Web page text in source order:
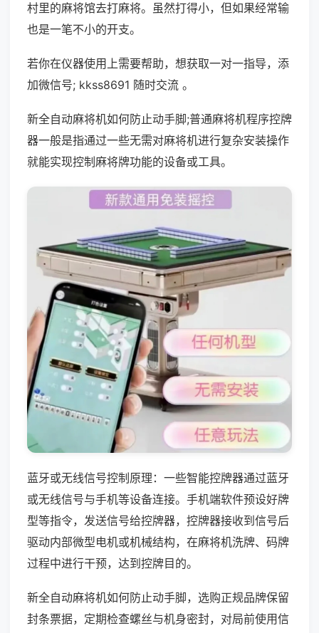
村里的麻将馆去打麻将。虽然打得小，但如果经常输
也是一笔不小的开支。
若你在仪器使用上需要帮助，想获取一对一指导，添
加微信号; kkss8691 随时交流 。
新全自动麻将机如何防止动手脚;普通麻将机程序控牌
器一般是指通过一些无需对麻将机进行复杂安装操作
就能实现控制麻将牌功能的设备或工具。
蓝牙或无线信号控制原理：一些智能控牌器通过蓝牙
或无线信号与手机等设备连接。手机端软件预设好牌
型等指令，发送信号给控牌器，控牌器接收到信号后
驱动内部微型电机或机械结构，在麻将机洗牌、码牌
过程中进行干预，达到控牌目的。
新全自动麻将机如何防止动手脚，选购正规品牌保留
封条票据，定期检查螺丝与机身密封，对局前使用信